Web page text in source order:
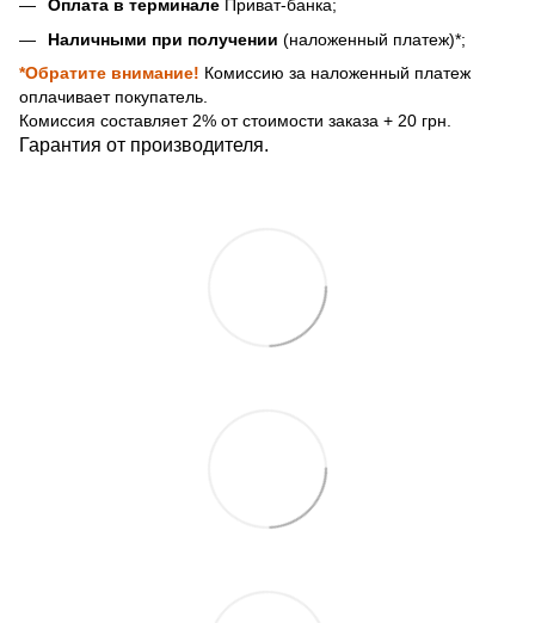
Оплата в терминале Приват-банка;
Наличными при получении (наложенный платеж)*;
*Обратите внимание! Комиссию за наложенный платеж
оплачивает покупатель.
Комиссия составляет 2% от стоимости заказа + 20 грн.
Гарантия от производителя.